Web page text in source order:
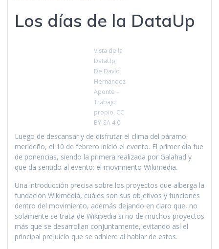
Los días de la DataUp
Vista de la
DataUp,
De David
Hernandez
Aponte –
Trabajo
propio, CC
BY-SA 4.0
Luego de descansar y de disfrutar el clima del páramo
merideño, el 10 de febrero inició el evento. El primer día fue
de ponencias, siendo la primera realizada por Galahad y
que da sentido al evento: el movimiento Wikimedia.
Una introducción precisa sobre los proyectos que alberga la
fundación Wikimedia, cuáles son sus objetivos y funciones
dentro del movimiento, además dejando en claro que, no
solamente se trata de Wikipedia si no de muchos proyectos
más que se desarrollan conjuntamente, evitando así el
principal prejuicio que se adhiere al hablar de estos.